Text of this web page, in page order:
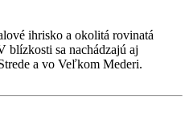
ihrisko a okolitá rovinatá
blízkosti sa nachádzajú aj
a vo Veľkom Mederi.